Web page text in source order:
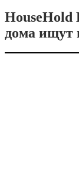
HouseHold
дома ищут